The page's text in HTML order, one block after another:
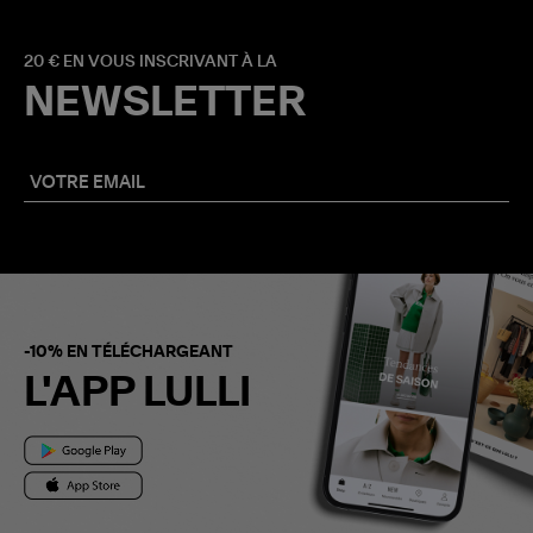
20 € EN VOUS INSCRIVANT À LA
NEWSLETTER
-10% EN TÉLÉCHARGEANT
L'APP LULLI